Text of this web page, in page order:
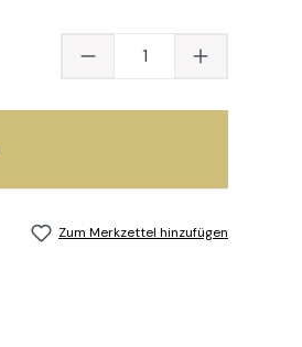
Produkt Anzahl:
Zum Merkzettel hinzufügen